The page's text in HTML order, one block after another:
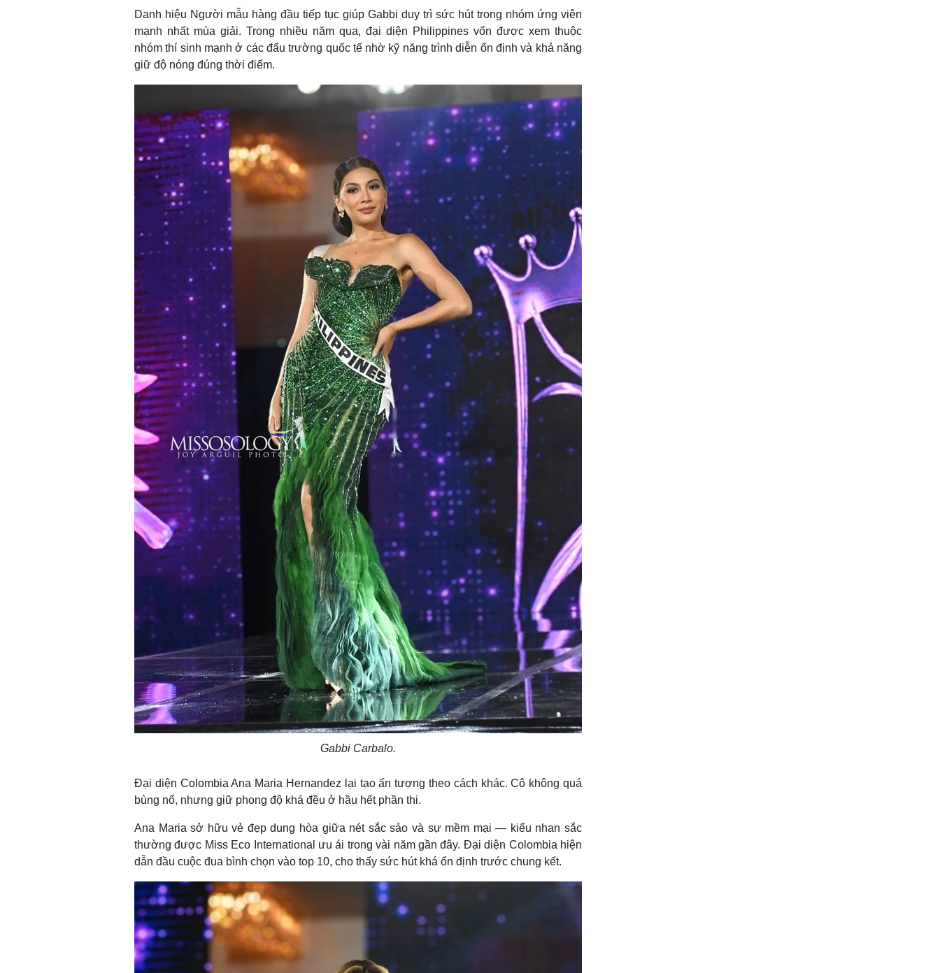
Danh hiệu Người mẫu hàng đầu tiếp tục giúp Gabbi duy trì sức hút trong nhóm ứng viên
mạnh nhất mùa giải. Trong nhiều năm qua, đại diện Philippines vốn được xem thuộc
nhóm thí sinh mạnh ở các đấu trường quốc tế nhờ kỹ năng trình diễn ổn định và khả năng
giữ độ nóng đúng thời điểm.
Gabbi Carbalo.
Đại diện Colombia Ana Maria Hernandez lại tạo ấn tượng theo cách khác. Cô không quá
bùng nổ, nhưng giữ phong độ khá đều ở hầu hết phần thi.
Ana Maria sở hữu vẻ đẹp dung hòa giữa nét sắc sảo và sự mềm mại — kiểu nhan sắc
thường được Miss Eco International ưu ái trong vài năm gần đây. Đại diện Colombia hiện
dẫn đầu cuộc đua bình chọn vào top 10, cho thấy sức hút khá ổn định trước chung kết.